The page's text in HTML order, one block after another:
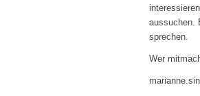
aussuchen.
sprechen.
Wer